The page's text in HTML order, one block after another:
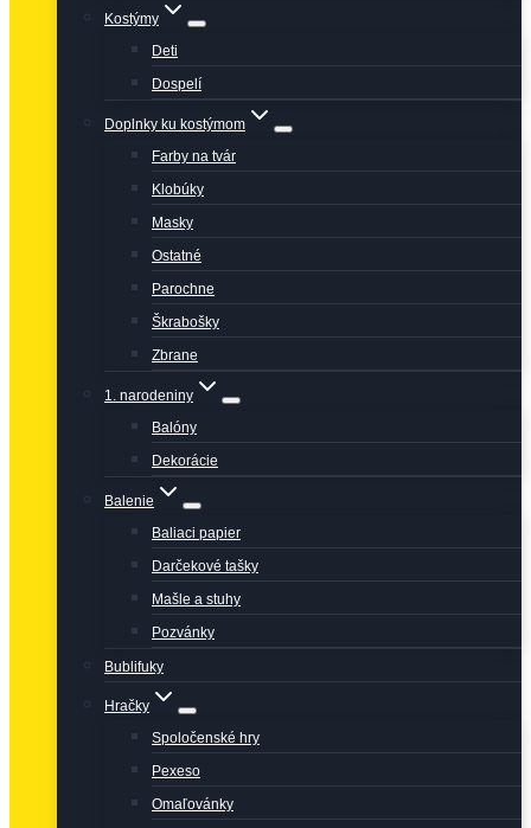
Kostýmy
Deti
Dospelí
Doplnky ku kostýmom
Farby na tvár
Klobúky
Masky
Ostatné
Parochne
Škrabošky
Zbrane
1. narodeniny
Balóny
Dekorácie
Balenie
Baliaci papier
Darčekové tašky
Mašle a stuhy
Pozvánky
Bublifuky
Hračky
Spoločenské hry
Pexeso
Omaľovánky